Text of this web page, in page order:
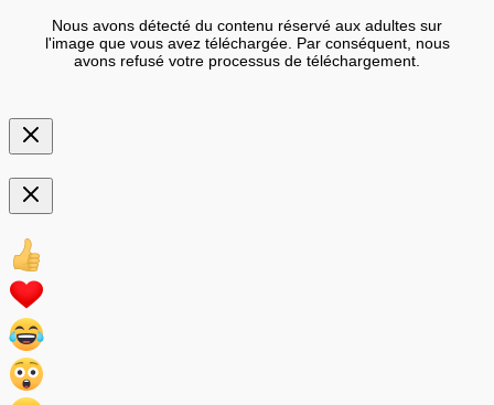
Nous avons détecté du contenu réservé aux adultes sur
l'image que vous avez téléchargée. Par conséquent, nous
avons refusé votre processus de téléchargement.